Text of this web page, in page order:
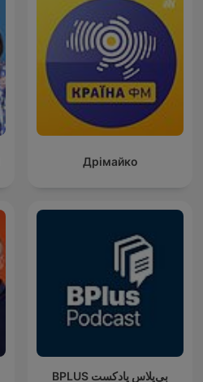
Дрімайко
‌BPLUS بی‌پلاس پادکست